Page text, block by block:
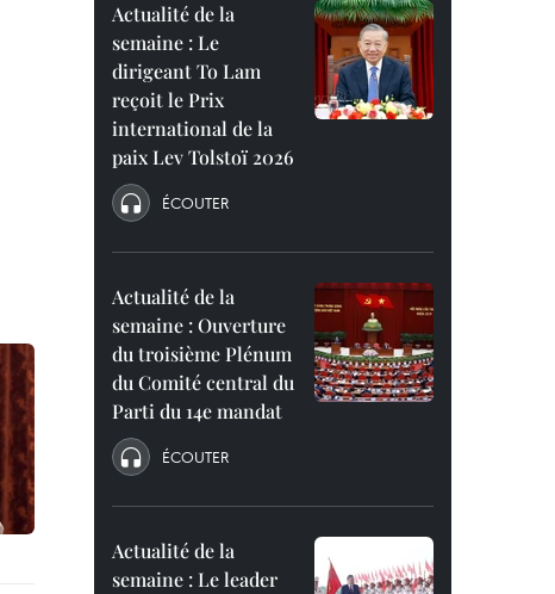
Actualité de la
semaine : Le
dirigeant To Lam
reçoit le Prix
international de la
paix Lev Tolstoï 2026
ÉCOUTER
Actualité de la
semaine : Ouverture
du troisième Plénum
du Comité central du
Parti du 14e mandat
ÉCOUTER
Actualité de la
semaine : Le leader